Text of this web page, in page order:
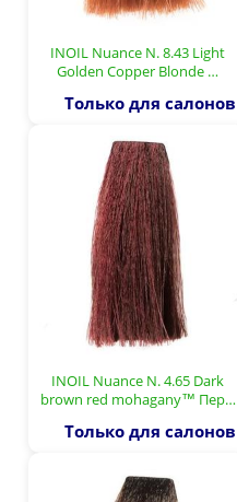
INOIL Nuance N. 8.43 Light
Golden Copper Blonde …
Только для салонов
INOIL Nuance N. 4.65 Dark
brown red mohagany™ Пер…
Только для салонов